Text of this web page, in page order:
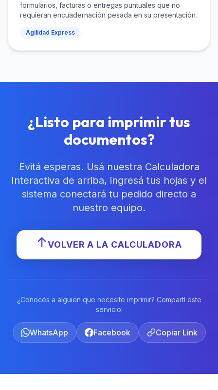
formularios, facturas o entregas puntuales que no
requieran encuadernación pesada en su presentación.
Agilidad Express
¿Listo para imprimir tus
documentos?
Evitá esperas. Usá nuestra Calculadora
Interactiva de arriba, ingresá tus hojas y el
sistema conectará tu pedido directo a
nuestro equipo.
VOLVER A LA CALCULADORA
¿Conocés a alguien que necesite imprimir? Compartí este
servicio:
WhatsApp Facebook Copiar Link